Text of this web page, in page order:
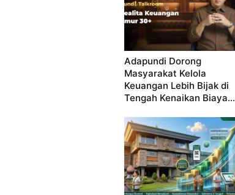
Adapundi Dorong
Masyarakat Kelola
Keuangan Lebih Bijak di
Tengah Kenaikan Biaya...